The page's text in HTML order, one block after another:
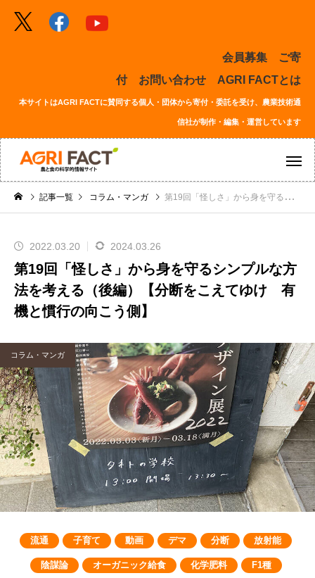
会員募集
ご寄
付
お問い合わせ AGRI FACTとは
本サイトはAGRI FACTに賛同する個人・団体から寄付・委託を受け、農業技術通
信社が制作・編集・運営しています
記事一覧 コラム・マンガ 第19回「怪しさ」から身を守るシンプルな方法を考える（後編）【分断をこえてゆけ 有機と慣行の向こう側】
2022.03.20 2024.03.26
第19回「怪しさ」から身を守るシンプルな方
法を考える（後編）【分断をこえてゆけ 有
機と慣行の向こう側】
コラム・マンガ
流通 子育て 動画 デマ 分断 放射能
陰謀論 オーガニック給食 化学肥料 F1種